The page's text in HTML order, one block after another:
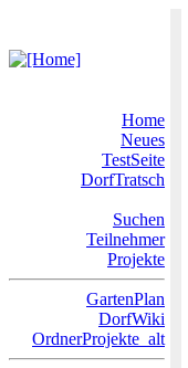
Home
Neues
TestSeite
DorfTratsch
Suchen
Teilnehmer
Projekte
GartenPlan
DorfWiki
OrdnerProjekte_alt